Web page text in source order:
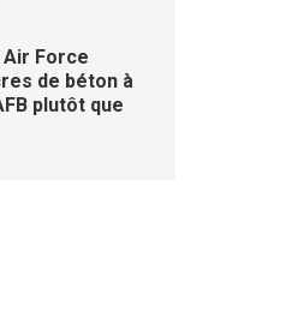
Air Force
de béton à
plutôt que